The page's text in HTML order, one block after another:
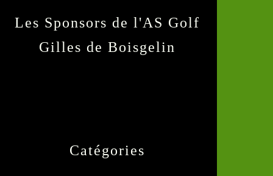
Catégories
Les Sponsors de l'AS Golf
Gilles de Boisgelin